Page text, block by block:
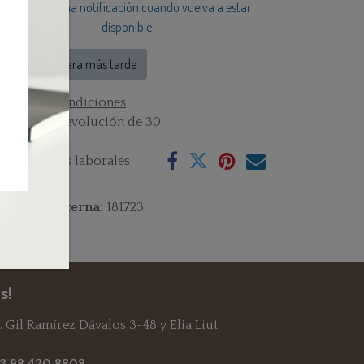
Reciba una notificación cuando vuelva a estar
disponible
Guardar para más tarde
y condiciones
de devolución de 30
2-3 días laborales
interna: 181723
Gil Ramírez Dávalos 3-48 y Elia Liut